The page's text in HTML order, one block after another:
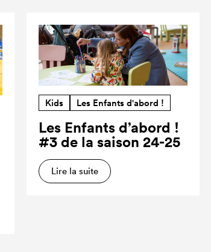
Kids Les Enfants d'abord !
Les Enfants d’abord !
#3 de la saison 24-25
Lire la suite